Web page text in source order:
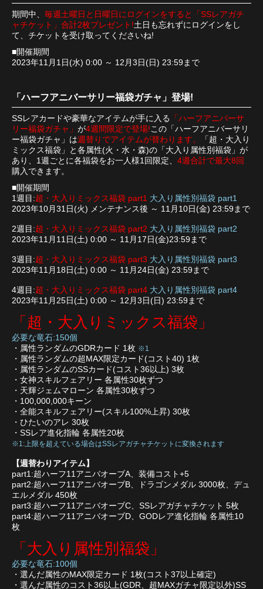
期間中、 毎週土曜日と日曜日にログインをすると「SSレアガチ
ャチケット」合計2枚プレゼント!土日も忘れずにログインをし
て、チケットを受け取ってくださいね!
■開催期間
2023年11月1日(水) 0:00 ～ 12月3日(日) 23:59まで
「ハーフアニバーサリー福袋ガチャ」登場!
SSレアカードや豪華なアイテムが手に入る
「ハーフアニバーサ
リー福袋ガチャ」 が4週間限定で登場!この「ハーフアニバーサリ
ー福袋ガチャ」は週替りでアイテムが替わります。
「超・大入り
ミックス福袋」と各属性(火・水・森)の「大入り属性別福袋」が
あり、1週ごとに各福袋をお一人様1回限定、 4週合計で最大8回
購入できます。
■開催期間
1週目:超・大入りミックス福袋 part1 大入り属性別福袋 part1
2023年10月31日(火) メンテナンス後 ～ 11月10日(金) 23:59まで
2週目:超・大入りミックス福袋 part2 大入り属性別福袋 part2
2023年11月11日(土) 0:00 ～ 11月17日(金)23:59まで
3週目:超・大入りミックス福袋 part3 大入り属性別福袋 part3
2023年11月18日(土) 0:00 ～ 11月24日(金) 23:59まで
4週目:超・大入りミックス福袋 part4 大入り属性別福袋 part4
2023年11月25日(土) 0:00 ～ 12月3日(日) 23:59まで
「超・大入りミックス福袋」
必要な竜石:150個
・属性ランダムのGDRカード 1枚 ※1
・属性ランダムの超MAX限定カード(コスト40) 1枚
・属性ランダムのSSカード(コスト36以上) 3枚
・女神スキルフェアリー 各属性30枚ずつ
・天輝ジェムマローン 各属性30枚ずつ
・100,000,000キーン
・全能スキルフェアリー(スキル100%上昇) 30枚
・ひたいのアレ 30枚
・SSレア進化指輪 各属性20枚
※1:上限を超えている場合はSSレアガチャチケットに変換されます
【週替わりアイテム】
part1:超ハーフ11アニバオーブA、装備コスト+5
part2:超ハーフ11アニバオーブB、ドラゴンメダル 3000枚、デュ
エルメダル 450枚
part3:超ハーフ11アニバオーブC、SSレアガチャチケット 5枚
part4:超ハーフ11アニバオーブD、GODレア進化指輪 各属性10
枚
「大入り属性別福袋」
必要な竜石:100個
・選んだ属性のMAX限定カード 1枚(コスト37以上確定)
・選んだ属性のコスト36以上(GDR、超MAXガチャ限定以外)SS